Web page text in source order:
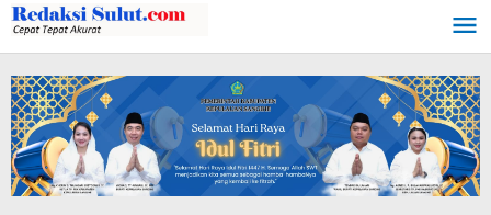
Lewati
ke
konten